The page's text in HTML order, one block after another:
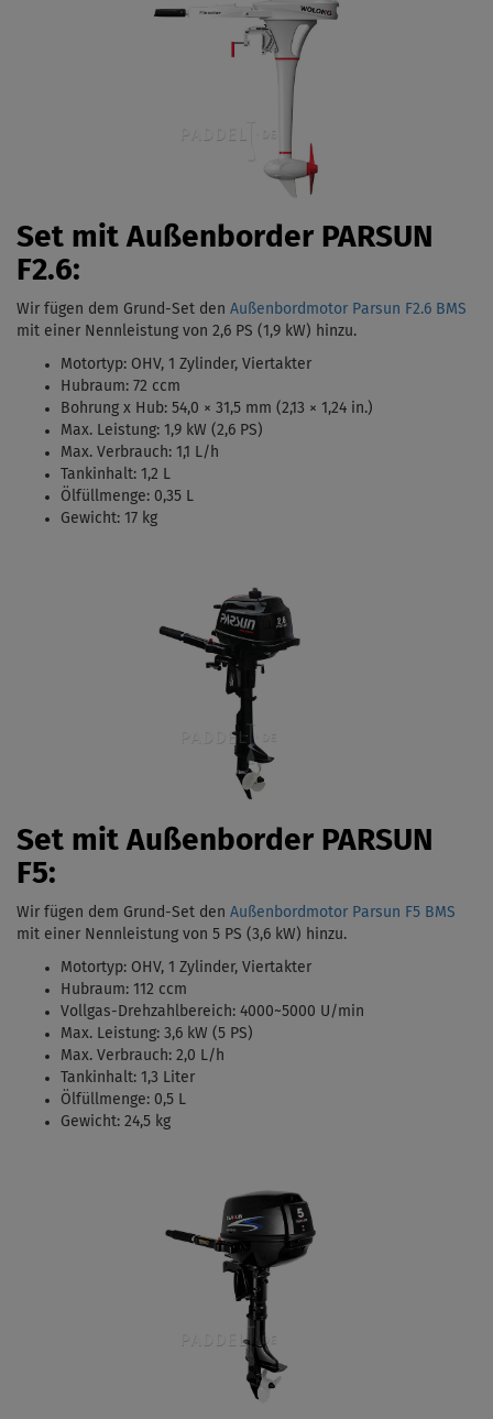
Set mit Außenborder PARSUN
F2.6:
Wir fügen dem Grund-Set den Außenbordmotor Parsun F2.6 BMS
mit einer Nennleistung von 2,6 PS (1,9 kW) hinzu.
Motortyp: OHV, 1 Zylinder, Viertakter
Hubraum: 72 ccm
Bohrung x Hub: 54,0 × 31,5 mm (2,13 × 1,24 in.)
Max. Leistung: 1,9 kW (2,6 PS)
Max. Verbrauch: 1,1 L/h
Tankinhalt: 1,2 L
Ölfüllmenge: 0,35 L
Gewicht: 17 kg
Set mit Außenborder PARSUN
F5:
Wir fügen dem Grund-Set den Außenbordmotor Parsun F5 BMS
mit einer Nennleistung von 5 PS (3,6 kW) hinzu.
Motortyp: OHV, 1 Zylinder, Viertakter
Hubraum: 112 ccm
Vollgas-Drehzahlbereich: 4000~5000 U/min
Max. Leistung: 3,6 kW (5 PS)
Max. Verbrauch: 2,0 L/h
Tankinhalt: 1,3 Liter
Ölfüllmenge: 0,5 L
Gewicht: 24,5 kg